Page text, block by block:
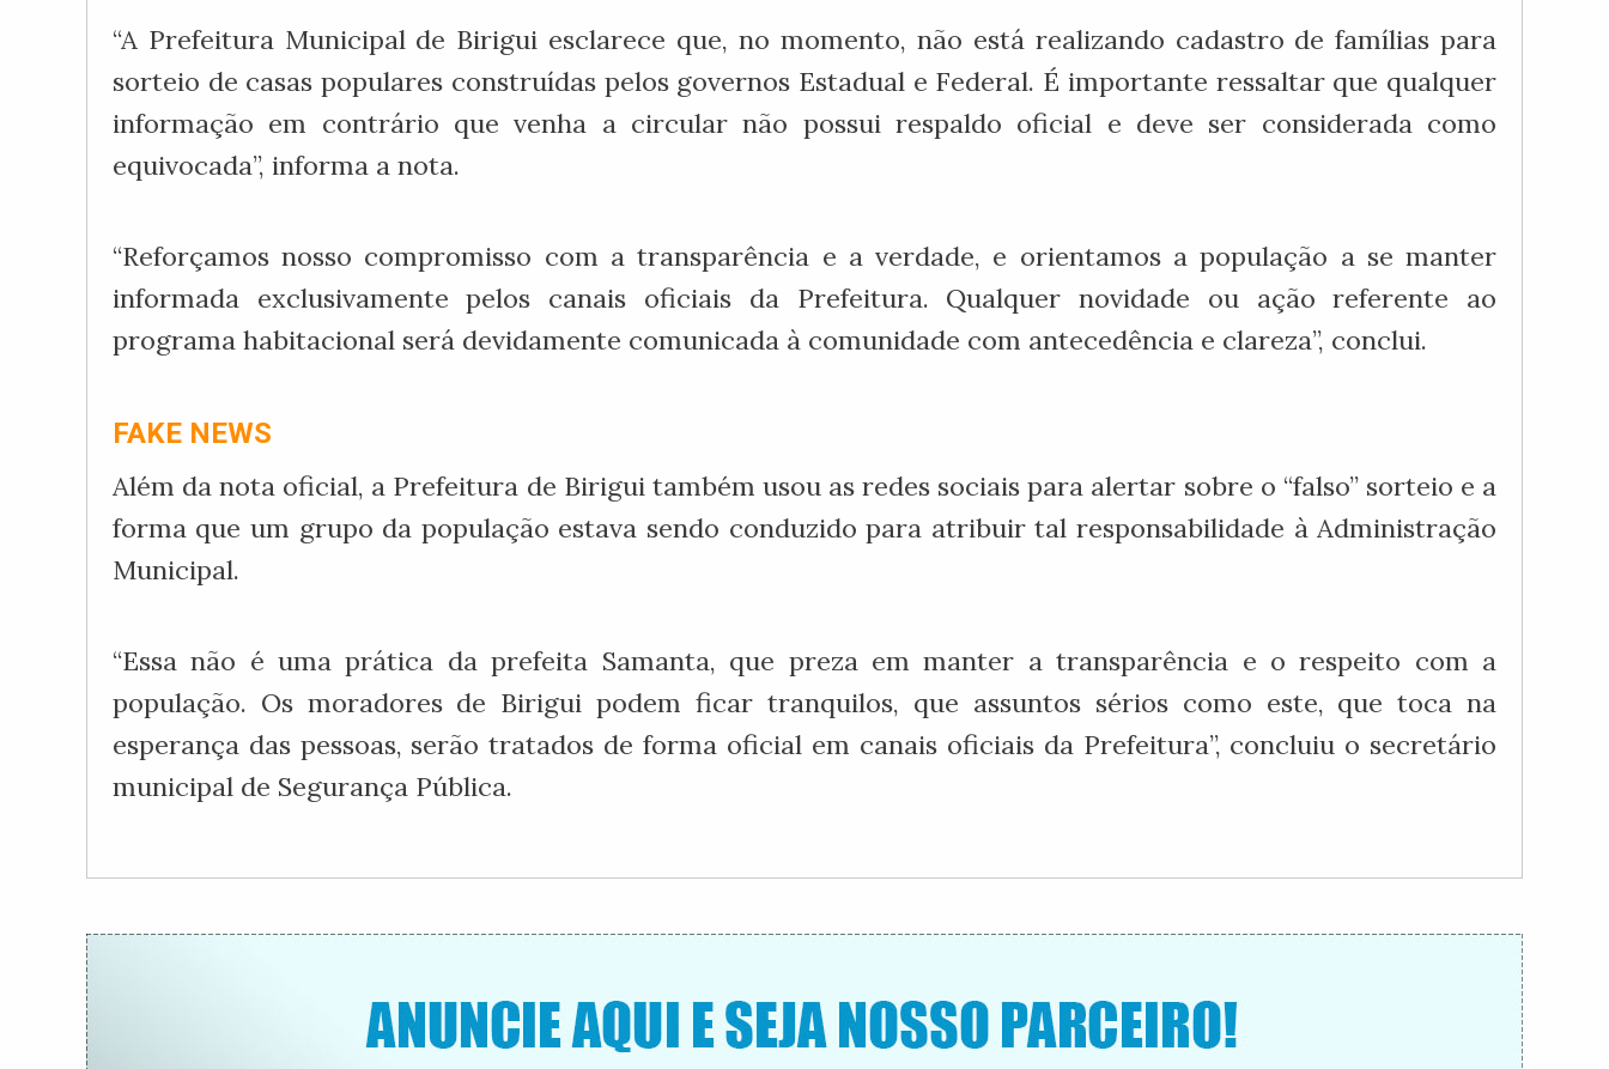
“A Prefeitura Municipal de Birigui esclarece que, no momento, não está realizando cadastro de famílias para
sorteio de casas populares construídas pelos governos Estadual e Federal. É importante ressaltar que qualquer
informação em contrário que venha a circular não possui respaldo oficial e deve ser considerada como
equivocada”, informa a nota.
“Reforçamos nosso compromisso com a transparência e a verdade, e orientamos a população a se manter
informada exclusivamente pelos canais oficiais da Prefeitura. Qualquer novidade ou ação referente ao
programa habitacional será devidamente comunicada à comunidade com antecedência e clareza”, conclui.
FAKE NEWS
Além da nota oficial, a Prefeitura de Birigui também usou as redes sociais para alertar sobre o “falso” sorteio e a
forma que um grupo da população estava sendo conduzido para atribuir tal responsabilidade à Administração
Municipal.
“Essa não é uma prática da prefeita Samanta, que preza em manter a transparência e o respeito com a
população. Os moradores de Birigui podem ficar tranquilos, que assuntos sérios como este, que toca na
esperança das pessoas, serão tratados de forma oficial em canais oficiais da Prefeitura”, concluiu o secretário
municipal de Segurança Pública.